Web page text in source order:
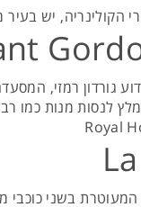
הקולינריה, יש
גורדון רמזי,
לנסות מנות כמו
בשני כוכבי